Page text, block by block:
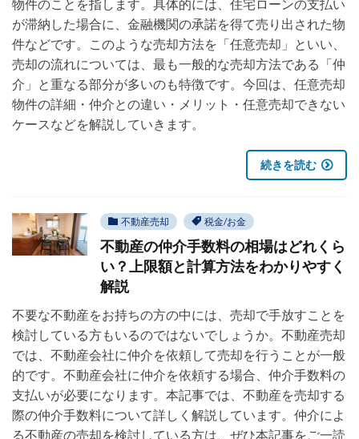
物件のことを指します。具体的には、住宅ローンの支払い
が滞納した場合に、金融機関の承諾を得て売り出された物
件などです。このような売却方法を「任意売却」といい、
売却の流れについては、最も一般的な売却方法である「仲
介」と重なる部分が多いのも特徴です。今回は、任意売却
物件の詳細・仲介との違い・メリット・任意売却できない
ケースなどを解説していきます。
続きを読む
不動産売却 税金/お金
不動産の仲介手数料の相場はどれくら
い？上限額と計算方法をわかりやすく
解説
不要な不動産をお持ちの方の中には、売却で手放すことを
検討している方もいるのではないでしょうか。不動産売却
では、不動産会社に仲介を依頼して売却を行うことが一般
的です。不動産会社に仲介を依頼する場合、仲介手数料の
支払いが必要になります。本記事では、不動産を売却する
際の仲介手数料について詳しく解説しています。仲介によ
る不動産の売却を検討している方は、ぜひ本記事をご一読